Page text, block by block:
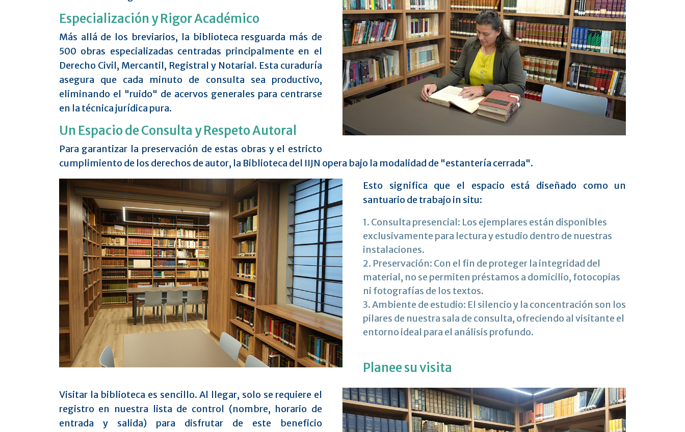
Especialización y Rigor Académico
Más allá de los breviarios, la biblioteca resguarda más de
500 obras especializadas centradas principalmente en el
Derecho Civil, Mercantil, Registral y Notarial. Esta curaduría
asegura que cada minuto de consulta sea productivo,
eliminando el "ruido" de acervos generales para centrarse
en la técnica jurídica pura.
Un Espacio de Consulta y Respeto Autoral
Para garantizar la preservación de estas obras y el estricto
cumplimiento de los derechos de autor, la Biblioteca del IIJN opera bajo la modalidad de "estantería cerrada".
Esto significa que el espacio está diseñado como un
santuario de trabajo in situ:
1. Consulta presencial: Los ejemplares están disponibles
exclusivamente para lectura y estudio dentro de nuestras
instalaciones.
2. Preservación: Con el fin de proteger la integridad del
material, no se permiten préstamos a domicilio, fotocopias
ni fotografías de los textos.
3. Ambiente de estudio: El silencio y la concentración son los
pilares de nuestra sala de consulta, ofreciendo al visitante el
entorno ideal para el análisis profundo.
Planee su visita
Visitar la biblioteca es sencillo. Al llegar, solo se requiere el
registro en nuestra lista de control (nombre, horario de
entrada y salida) para disfrutar de este beneficio